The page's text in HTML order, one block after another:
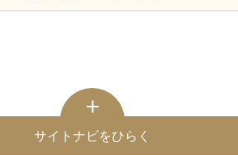
サイトナビをひらく